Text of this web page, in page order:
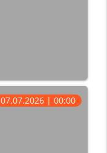
07.07.2026 | 00:00